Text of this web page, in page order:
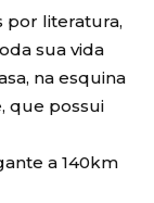
por literatura,
sua vida
na esquina
que possui
a 140km